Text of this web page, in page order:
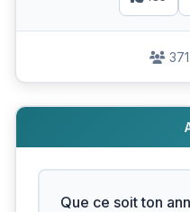
Que ce soit ton